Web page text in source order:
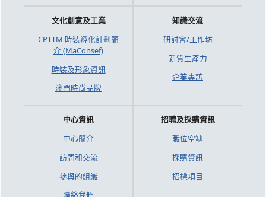
文化創意及工業
CPTTM 時裝孵化計劃簡
介 (MaConsef)
時裝及形象資訊
澳門時尚品牌
知識交流
研討會/工作坊
新質生產力
企業專訪
中心資訊
中心簡介
訪問和交流
參與的組織
招聘及採購資訊
職位空缺
採購資訊
招標項目